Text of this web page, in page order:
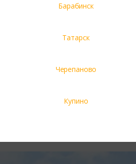
Барабинск
Татарск
Черепаново
Купино